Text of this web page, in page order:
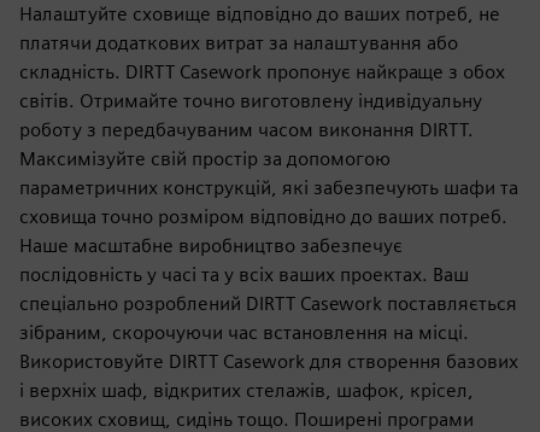
Налаштуйте сховище відповідно до ваших потреб, не
платячи додаткових витрат за налаштування або
складність. DIRTT Casework пропонує найкраще з обох
світів. Отримайте точно виготовлену індивідуальну
роботу з передбачуваним часом виконання DIRTT.
Максимізуйте свій простір за допомогою
параметричних конструкцій, які забезпечують шафи та
сховища точно розміром відповідно до ваших потреб.
Наше масштабне виробництво забезпечує
послідовність у часі та у всіх ваших проектах. Ваш
спеціально розроблений DIRTT Casework поставляється
зібраним, скорочуючи час встановлення на місці.
Використовуйте DIRTT Casework для створення базових
і верхніх шаф, відкритих стелажів, шафок, крісел,
високих сховищ, сидінь тощо. Поширені програми